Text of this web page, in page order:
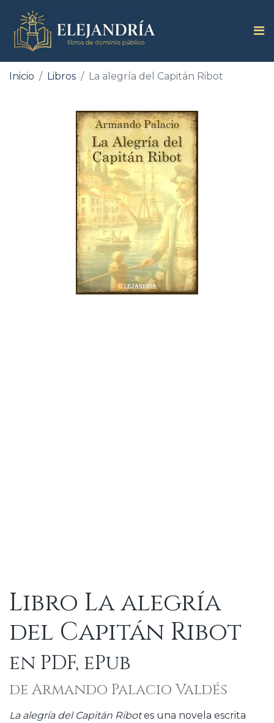
Inicio Libros La alegría del Capitán Ribot
Libro La alegría
del Capitán Ribot
en PDF, ePub
de Armando Palacio Valdés
La alegría del Capitán Ribotes una novela escrita